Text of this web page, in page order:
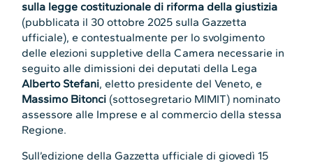
sulla legge costituzionale di riforma della giustizia
(pubblicata il 30 ottobre 2025 sulla Gazzetta
ufficiale), e contestualmente per lo svolgimento
delle elezioni suppletive della Camera necessarie in
seguito alle dimissioni dei deputati della Lega
Alberto Stefani, eletto presidente del Veneto, e
Massimo Bitonci (sottosegretario MIMIT) nominato
assessore alle Imprese e al commercio della stessa
Regione.
Sull’edizione della Gazzetta ufficiale di giovedì 15